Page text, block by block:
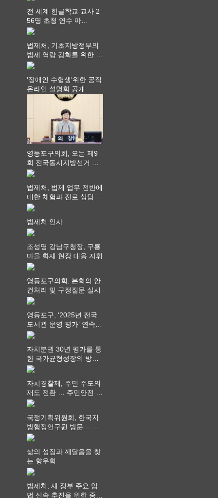
전 세계 한글학교 교사 2
56명 초청 연수 마
쳐...“수업은 더 깊게, 교
법제처, 기초지방정부의
법제 역량 강화를 위한 전
라권 현장설명회 개최
‘장애인 수험생‘위한 공직
온라인 설명회 공개
영등포구의회, 오는 제9
회 전국동시지방선거 ‧
"공직사회는 어느 때보다
를 지켜야 할 것"
법제처, 법제 업무 전반에
대한 체험과 진로 상담 기
회 제공
법제처 인사
조성명 강남구청장, 구룡
마을 화재 현장 대응 지휘
영등포구의회, 본회의 안
건처리 및 구정질문 실시
영등포구, ‘2025년 전국
도서관 운영 평가’ 연속
최고 영예 장관상에서 ‘대
자치분권 30년 평가를 통
한 국가균형성장의 방향
과 과제 논의
자치경찰제, 주민 주도의
재도 전환 … 주민안전 치
안서비스가 최우선 되어
국정기획위원회, 한국지
방행정연구원 방문… 국
가균형성장 논의
삶의 성장과 깨달음을 찾
는 향우회
법제처, 새 정부 주요 입
법 신속 추진을 위한 중앙